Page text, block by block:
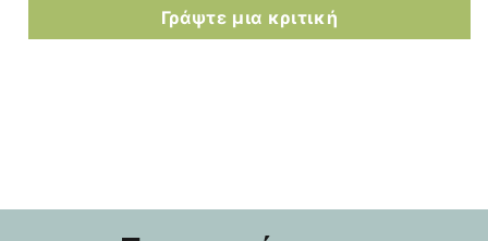
Γράψτε μια κριτική